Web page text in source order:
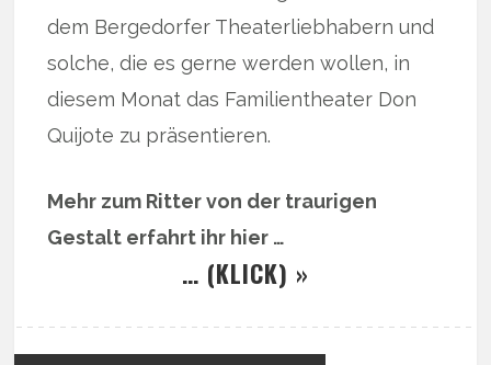
dem Bergedorfer Theaterliebhabern und
solche, die es gerne werden wollen, in
diesem Monat das Familientheater Don
Quijote zu präsentieren.
Mehr zum Ritter von der traurigen
Gestalt erfahrt ihr hier …
… (KLICK) »